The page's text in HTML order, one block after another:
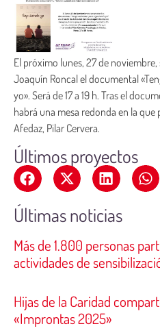
El próximo lunes, 27 de
Joaquín Roncal el documental
yo». Será de 17 a 19 h. Tras el
habrá una mesa redonda en la
Afedaz, Pilar Cervera.
Últimos proyectos
Últimas noticias
Más de 1.800 personas
actividades de
Hijas de la Caridad
«Improntas 2025»